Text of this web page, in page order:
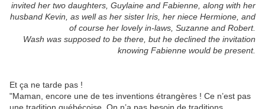
invited her two daughters, Guylaine and Fabienne, along with her
husband Kevin, as well as her sister Iris, her niece Hermione, and
of course her lovely in-laws, Suzanne and Robert.
Wash was supposed to be there, but he declined the invitation
knowing Fabienne would be present.
Et ça ne tarde pas !
"Maman, encore une de tes inventions étrangères ! Ce n’est pas